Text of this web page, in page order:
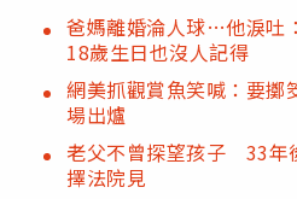
爸媽離婚淪人球…他淚吐
18歲生日也沒人記得
網美抓觀賞魚笑喊：要
場出爐
老父不曾探望孩子 33年
擇法院見